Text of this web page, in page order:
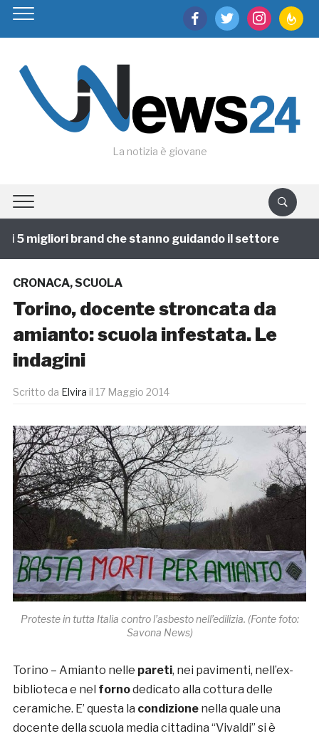
facebooktwitter instagram
La notizia è giovane
migliori brand che stanno guidando il settore
CRONACA,SCUOLA
Torino, docente stroncata da
amianto: scuola infestata. Le
indagini
Scritto da Elvira il 17 Maggio 2014
Proteste in tutta Italia contro l’asbesto nell’edilizia. (Fonte foto:
Savona News)
Torino – Amianto nelle pareti, nei pavimenti, nell’ex-
biblioteca e nel fornodedicato alla cottura delle
ceramiche. E’ questa la condizionenella quale una
docente della scuola media cittadina “Vivaldi” si è